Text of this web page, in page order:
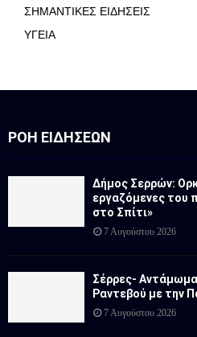
ΣΗΜΑΝΤΙΚΕΣ ΕΙΔΗΣΕΙΣ
ΥΓΕΙΑ
ΡΟΉ ΕΙΔΉΣΕΩΝ
Δήμος Σερρών:
εργαζόμενες του
στο Σπίτι»
7 Αυγούστου 2026
Σέρρες-
Ραντεβού με την
7 Αυγούστου 2026